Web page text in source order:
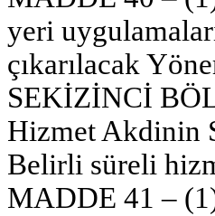
yeri
çıkarılacak
SEKİZİNCİ
Hizmet Akdinin
Belirli süreli
MADDE 41 –